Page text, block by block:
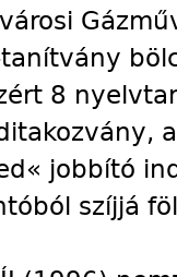
8
jobbító
szíjjá